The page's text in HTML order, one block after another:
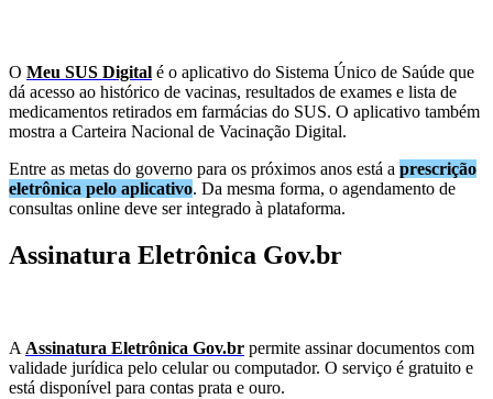
O Meu SUS Digital é o aplicativo do Sistema Único de Saúde que
dá acesso ao histórico de vacinas, resultados de exames e lista de
medicamentos retirados em farmácias do SUS. O aplicativo também
mostra a Carteira Nacional de Vacinação Digital.
Entre as metas do governo para os próximos anos está a prescrição
eletrônica pelo aplicativo. Da mesma forma, o agendamento de
consultas online deve ser integrado à plataforma.
Assinatura Eletrônica Gov.br
A Assinatura Eletrônica Gov.br permite assinar documentos com
validade jurídica pelo celular ou computador. O serviço é gratuito e
está disponível para contas prata e ouro.